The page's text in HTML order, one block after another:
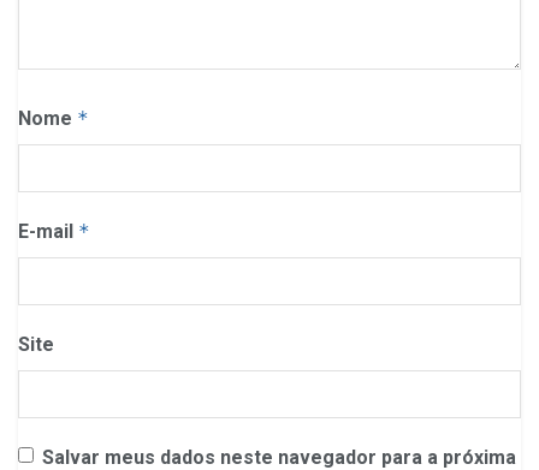
Nome *
E-mail *
Site
Salvar meus dados neste navegador para a próxima